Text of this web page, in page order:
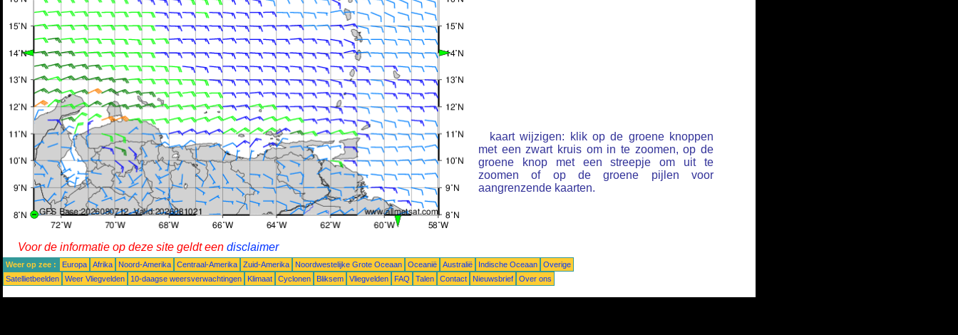
kaart wijzigen: klik op de groene knoppen
met een zwart kruis om in te zoomen, op de
groene knop met een streepje om uit te
zoomen of op de groene pijlen voor
aangrenzende kaarten.
Voor de informatie op deze site geldt een disclaimer
Weer op zee : Europa Afrika Noord-Amerika Centraal-Amerika Zuid-Amerika Noordwestelijke Grote Oceaan Oceanië Australië Indische Oceaan
Overige
Satellietbeelden
Weer Vliegvelden 10-daagse weersverwachtingen Klimaat Cyclonen Bliksem Vliegvelden FAQ Talen Contact Nieuwsbrief Over ons